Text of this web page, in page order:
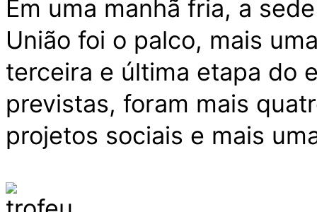
Em uma manhã fria, a
União foi o palco, mais
terceira e última etapa do
previstas, foram mais
projetos sociais e mais